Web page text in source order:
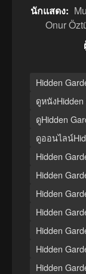
นักแสดง:
Onur
Hidden
ดูหนังHidden
ดูHidden
ดูออนไลน์
Hidden
Hidden
Hidden
Hidden
Hidden
Hidden
Hidden